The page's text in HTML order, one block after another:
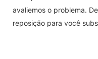
avaliemos o problema.
reposição para você